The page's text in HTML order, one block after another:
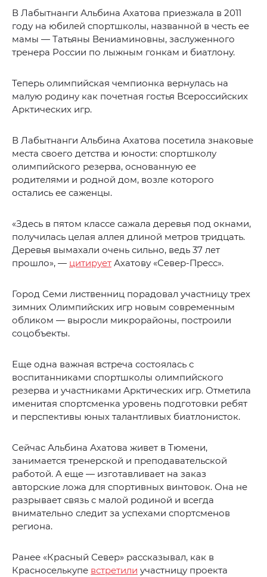
В Лабытнанги Альбина Ахатова приезжала в 2011
году на юбилей спортшколы, названной в честь ее
мамы — Татьяны Вениаминовны, заслуженного
тренера России по лыжным гонкам и биатлону.
Теперь олимпийская чемпионка вернулась на
малую родину как почетная гостья Всероссийских
Арктических игр.
В Лабытнанги Альбина Ахатова посетила знаковые
места своего детства и юности: спортшколу
олимпийского резерва, основанную ее
родителями и родной дом, возле которого
остались ее саженцы.
«Здесь в пятом классе сажала деревья под окнами,
получилась целая аллея длиной метров тридцать.
Деревья вымахали очень сильно, ведь 37 лет
прошло», — цитирует Ахатову «Север-Пресс».
Город Семи лиственниц порадовал участницу трех
зимних Олимпийских игр новым современным
обликом — выросли микрорайоны, построили
соцобъекты.
Еще одна важная встреча состоялась с
воспитанниками спортшколы олимпийского
резерва и участниками Арктических игр. Отметила
именитая спортсменка уровень подготовки ребят
и перспективы юных талантливых биатлонисток.
Сейчас Альбина Ахатова живет в Тюмени,
занимается тренерской и преподавательской
работой. А еще — изготавливает на заказ
авторские ложа для спортивных винтовок. Она не
разрывает связь с малой родиной и всегда
внимательно следит за успехами спортсменов
региона.
Ранее «Красный Север» рассказывал, как в
Красноселькупе встретили участницу проекта